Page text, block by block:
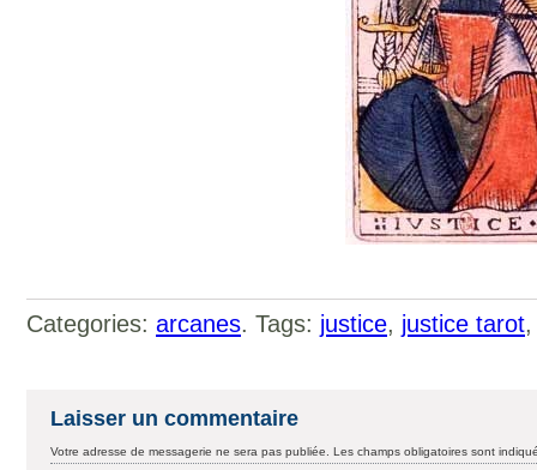
Categories: arcanes. Tags: justice, justice tarot
Laisser un commentaire
Votre adresse de messagerie ne sera pas publiée. Les champs obligatoires sont